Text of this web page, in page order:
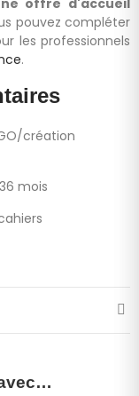
pouvez compléter
les professionnels
.
création
mois